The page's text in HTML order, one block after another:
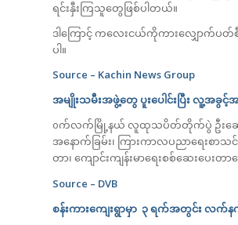
ရင်းနှီးကြသူတွေဖြစ်ပါတယ်။
ဒါကြောင့် ကလေးငယ်ကိုကားလျှောက်ပတ်
ပါ။
Source – Kachin News Group
အမျိုးသမီးအဖွဲ့တွေ ပူးပေါင်းပြီး လူ့အခွင့်အ
oက်လက်မြို့နယ် လူထုသပိတ်တိုက်ပွဲ ဦးဆောင်
အနောက်ခြမ်း၊ ကြားကာလပညာရေးစာသ
တာ၊ ကျောင်းကျန်းမာရေးစစ်‌ဆေးပေး
Source – DVB
စန်းကားကျေးရွာမှာ ၃ ရက်အတွင်း လ